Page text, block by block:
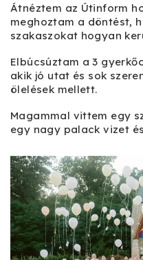
Átnéztem az Útinform
meghoztam a döntést,
szakaszokat hogyan
Elbúcsúztam a 3
akik jó utat és sok
ölelések mellett.
Magammal vittem egy
egy nagy palack vizet